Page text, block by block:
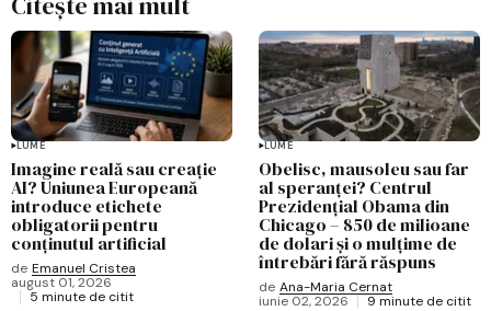
LUME
Imagine reală sau creație
AI? Uniunea Europeană
introduce etichete
obligatorii pentru
conținutul artificial
de Emanuel Cristea
august 01, 2026
5 minute de citit
LUME
Obelisc, mausoleu sau far
al speranței? Centrul
Prezidențial Obama din
Chicago – 850 de milioane
de dolari și o mulțime de
întrebări fără răspuns
de Ana-Maria Cernat
iunie 02, 2026
9 minute de citit